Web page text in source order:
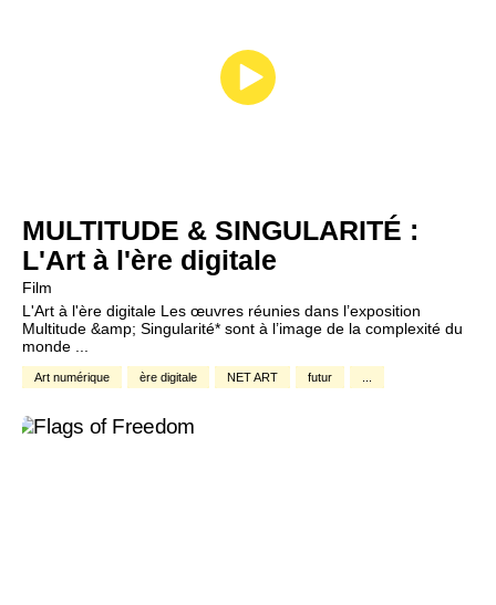
MULTITUDE & SINGULARITÉ :
L'Art à l'ère digitale
Film
L'Art à l'ère digitale Les œuvres réunies dans l’exposition
Multitude &amp; Singularité* sont à l’image de la complexité du
monde ...
Art numérique ère digitale NET ART futur